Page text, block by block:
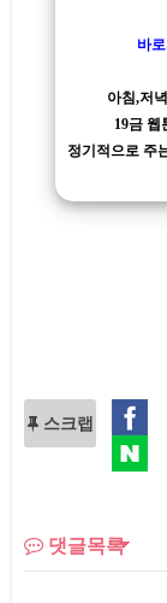
바
아침,저
19금 웹
정기적으로 주
스크랩
댓글목록